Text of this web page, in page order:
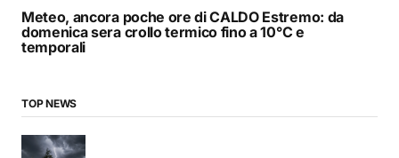
Meteo, ancora poche ore di CALDO Estremo: da
domenica sera crollo termico fino a 10°C e
temporali
TOP NEWS